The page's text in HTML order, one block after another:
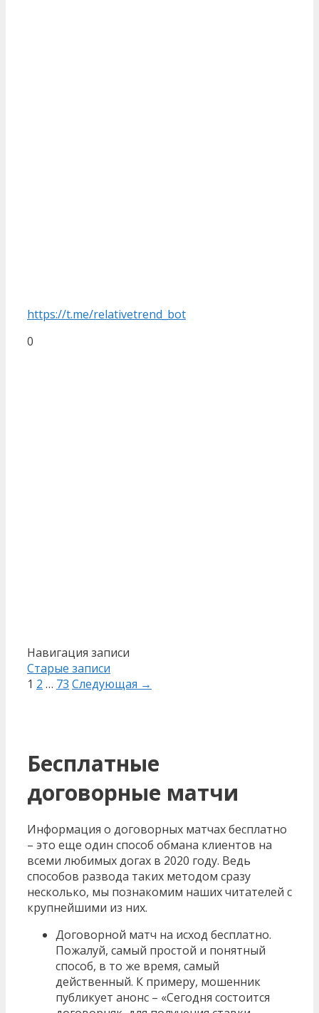
https://t.me/relativetrend_bot
0
Навигация записи
Старые записи
1 2 … 73 Следующая →
Бесплатные
договорные матчи
Информация о договорных матчах бесплатно
– это еще один способ обмана клиентов на
всеми любимых догах в 2020 году. Ведь
способов развода таких методом сразу
несколько, мы познакомим наших читателей с
крупнейшими из них.
Договорной матч на исход бесплатно.
Пожалуй, самый простой и понятный
способ, в то же время, самый
действенный. К примеру, мошенник
публикует анонс – «Сегодня состоится